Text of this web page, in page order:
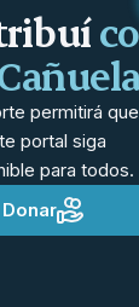
permitirá que
portal siga
para todos.
Donar